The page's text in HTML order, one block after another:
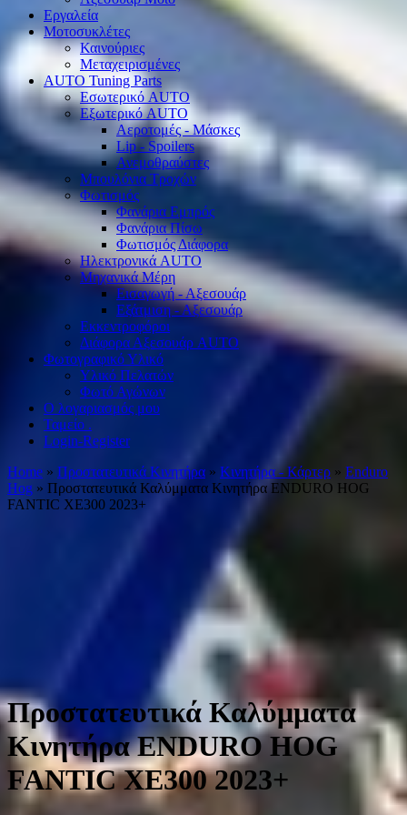
Εργαλεία
Μοτοσυκλέτες
Καινούριες
Μεταχειρισμένες
AUTO Tuning Parts
Εσωτερικό AUTO
Εξωτερικό AUTO
Αεροτομές - Μάσκες
Lip - Spoilers
Ανεμοθραύστες
Μπουλόνια Τροχών
Φωτισμός
Φανάρια Εμπρός
Φανάρια Πίσω
Φωτισμός Διάφορα
Ηλεκτρονικά AUTO
Μηχανικά Μέρη
Εισαγωγή - Αξεσουάρ
Εξάτμιση - Αξεσουάρ
Εκκεντροφόροι
Διάφορα Αξεσουάρ AUTO
Φωτογραφικό Υλικό
Υλικό Πελατών
Φωτό Αγώνων
Ο λογαριασμός μου
Ταμείο .
Login-Register
Home » Προστατευτικά Κινητήρα » Κινητήρα - Κάρτερ » Enduro
Hog » Προστατευτικά Καλύμματα Κινητήρα ENDURO HOG
FANTIC XE300 2023+
Προστατευτικά Καλύμματα
Κινητήρα ENDURO HOG
FANTIC XE300 2023+